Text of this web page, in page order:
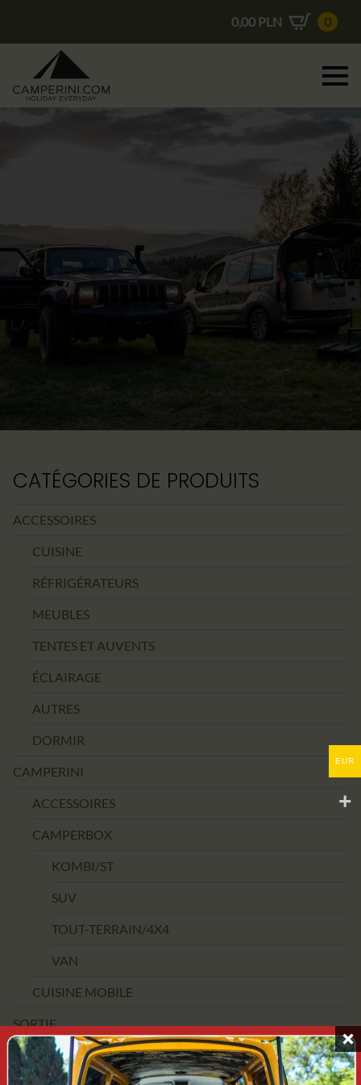
0,00 PLN 0
CATÉGORIES DE PRODUITS
ACCESSOIRES
CUISINE
RÉFRIGÉRATEURS
MEUBLES
TENTES ET AUVENTS
ÉCLAIRAGE
AUTRES
DORMIR
CAMPERINI
ACCESSOIRES
CAMPERBOX
KOMBI/ST
SUV
TOUT-TERRAIN/4X4
VAN
CUISINE MOBILE
SORTIE
FOURCHETTE DE PRIX
EUR